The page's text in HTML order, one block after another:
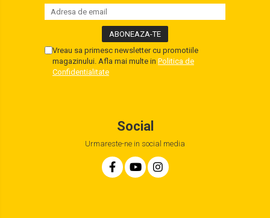
Vreau sa primesc newsletter cu promotiile
magazinului. Afla mai multe in Politica de
Confidentialitate
Social
Urmareste-ne in social media